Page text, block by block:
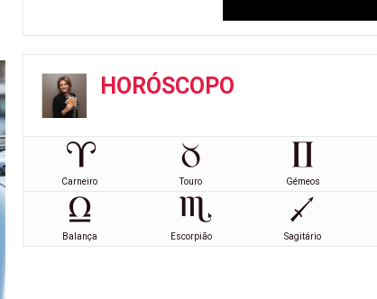
HORÓSCOPO
Carneiro Touro Gémeos
Balança Escorpião Sagitário